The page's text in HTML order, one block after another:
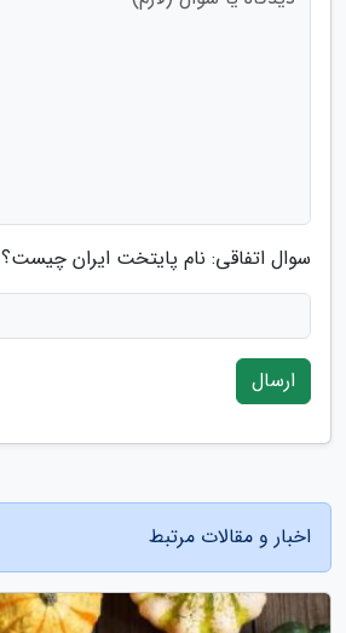
سوال اتفاقی: نام پایتخت ایران چیست؟
ارسال
اخبار و مقالات مرتبط